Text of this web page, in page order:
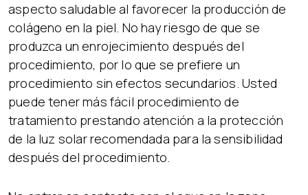
aspecto saludable al favorecer la producción de
colágeno en la piel. No hay riesgo de que se
produzca un enrojecimiento después del
procedimiento, por lo que se prefiere un
procedimiento sin efectos secundarios. Usted
puede tener más fácil procedimiento de
tratamiento prestando atención a la protección
de la luz solar recomendada para la sensibilidad
después del procedimiento.